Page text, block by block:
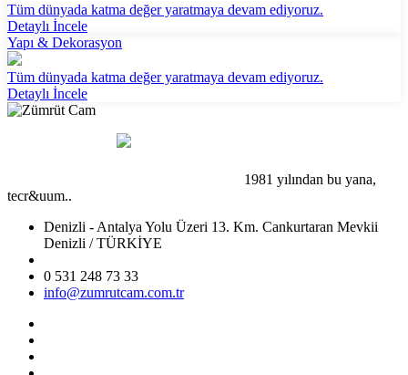
Tüm dünyada katma değer yaratmaya devam ediyoruz.
Detaylı İncele
Yapı & Dekorasyon
Tüm dünyada katma değer yaratmaya devam ediyoruz.
Detaylı İncele
1981 yılından bu yana,
tecr&uum..
Denizli - Antalya Yolu Üzeri 13. Km. Cankurtaran Mevkii
Denizli / TÜRKİYE
0 531 248 73 33
info@zumrutcam.com.tr